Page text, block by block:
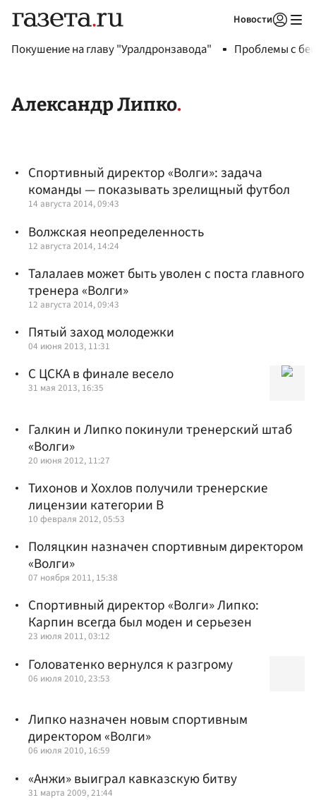
Новости
Покушение на главу "Уралдронзавода" Проблемы с
Александр Липко
Спортивный директор «Волги»: задача
команды — показывать зрелищный футбол
14 августа 2014, 09:43
Волжская неопределенность
12 августа 2014, 14:24
Талалаев может быть уволен с поста главного
тренера «Волги»
12 августа 2014, 09:43
Пятый заход молодежки
04 июня 2013, 11:31
С ЦСКА в финале весело
31 мая 2013, 16:35
Галкин и Липко покинули тренерский штаб
«Волги»
20 июня 2012, 11:27
Тихонов и Хохлов получили тренерские
лицензии категории В
10 февраля 2012, 05:53
Поляцкин назначен спортивным директором
«Волги»
07 ноября 2011, 15:38
Спортивный директор «Волги» Липко:
Карпин всегда был моден и серьезен
23 июля 2011, 03:12
Головатенко вернулся к разгрому
06 июля 2010, 23:53
Липко назначен новым спортивным
директором «Волги»
06 июля 2010, 16:59
«Анжи» выиграл кавказскую битву
31 марта 2009, 21:44